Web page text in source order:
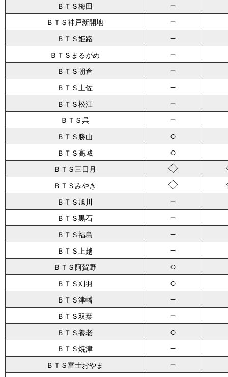
ＢＴＳ梅田 －
ＢＴＳ神戸新開地 －
ＢＴＳ姫路 －
ＢＴＳまるがめ －
ＢＴＳ朝倉 －
ＢＴＳ土佐 －
ＢＴＳ松江 －
ＢＴＳ呉 －
ＢＴＳ勝山 ○
ＢＴＳ高城 ○
ＢＴＳ三日月 ◇
ＢＴＳみやき ◇
ＢＴＳ旭川 －
ＢＴＳ黒石 －
ＢＴＳ福島 －
ＢＴＳ上越 －
ＢＴＳ阿賀野 ○
ＢＴＳ刈羽 ○
ＢＴＳ津幡 －
ＢＴＳ双葉 －
ＢＴＳ養老 ○
ＢＴＳ焼津 －
ＢＴＳ富士おやま －